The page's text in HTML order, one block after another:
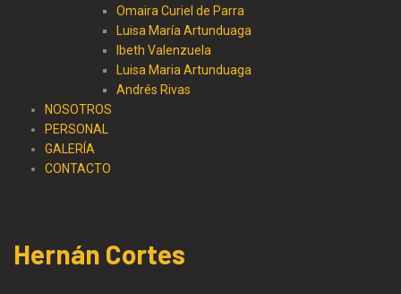
Omaira Curiel de Parra
Luisa María Artunduaga
Ibeth Valenzuela
Luisa Maria Artunduaga
Andrés Rivas
NOSOTROS
PERSONAL
GALERÍA
CONTACTO
Hernán Cortes